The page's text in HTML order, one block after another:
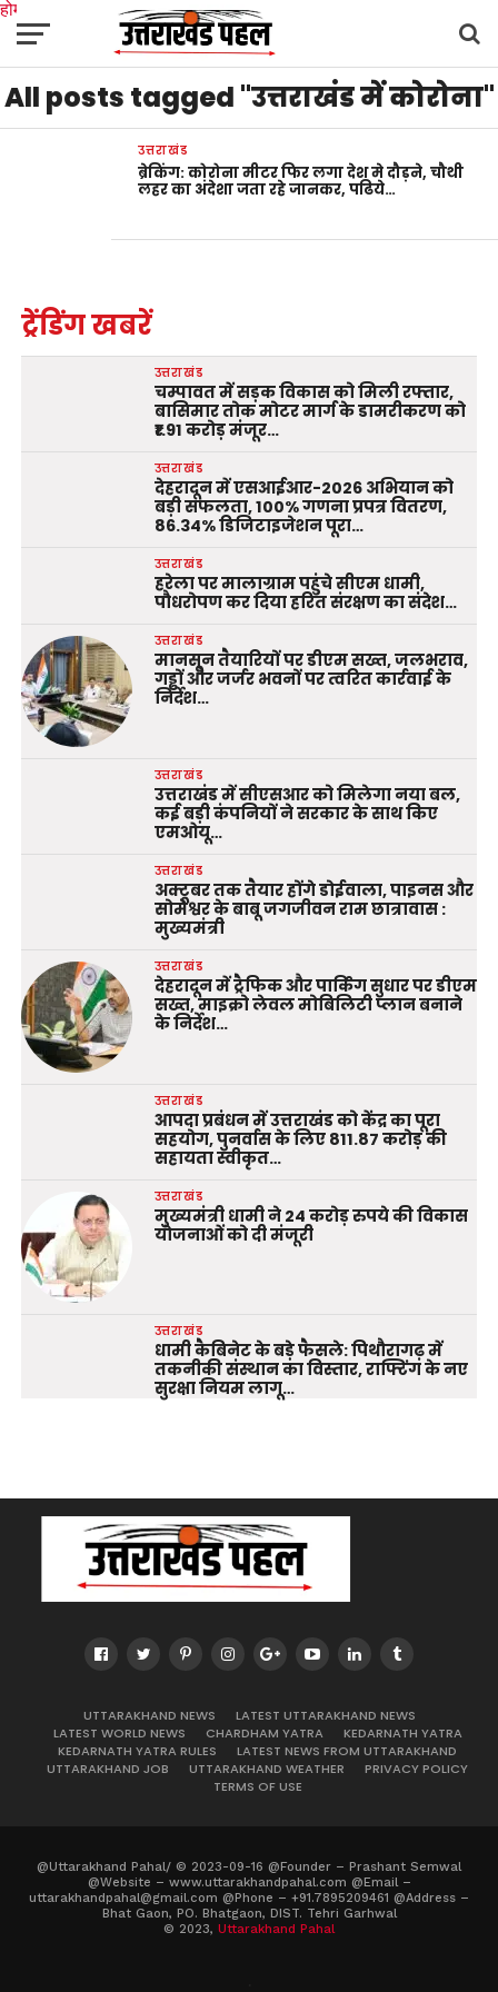
होम
उत्तराखंडअल्मोड़ाउत्तरकाशीउधम सिंह नगरचंपावतचमोलीटिहरी गढ़वाल
देहरादूननैनीतालपिथौरागढ़पौड़ी गढ़वालबागेश्वररुद्रप्रयागहरिद्वार देशदुनिया
मनोरंजन
All posts tagged "उत्तराखंड में कोरोना"
उत्तराखंड
ब्रेकिंग: कोरोना मीटर फिर लगा देश मे दौड़ने, चौथी
लहर का अंदेशा जता रहे जानकर, पढिये…
ट्रेंडिंग खबरें
उत्तराखंड
चम्पावत में सड़क विकास को मिली रफ्तार,
बासिमार तोक मोटर मार्ग के डामरीकरण को
₹1.91 करोड़ मंजूर…
उत्तराखंड
देहरादून में एसआईआर-2026 अभियान को
बड़ी सफलता, 100% गणना प्रपत्र वितरण,
86.34% डिजिटाइजेशन पूरा…
उत्तराखंड
हरेला पर मालाग्राम पहुंचे सीएम धामी,
पौधरोपण कर दिया हरित संरक्षण का संदेश…
उत्तराखंड
मानसून तैयारियों पर डीएम सख्त, जलभराव,
गड्ढों और जर्जर भवनों पर त्वरित कार्रवाई के
निर्देश…
उत्तराखंड
उत्तराखंड में सीएसआर को मिलेगा नया बल,
कई बड़ी कंपनियों ने सरकार के साथ किए
एमओयू…
उत्तराखंड
अक्टूबर तक तैयार होंगे डोईवाला, पाइनस और
सोमेश्वर के बाबू जगजीवन राम छात्रावास :
मुख्यमंत्री
उत्तराखंड
देहरादून में ट्रैफिक और पार्किंग सुधार पर डीएम
सख्त, माइक्रो लेवल मोबिलिटी प्लान बनाने
के निर्देश…
उत्तराखंड
आपदा प्रबंधन में उत्तराखंड को केंद्र का पूरा
सहयोग, पुनर्वास के लिए 811.87 करोड़ की
सहायता स्वीकृत…
उत्तराखंड
मुख्यमंत्री धामी ने 24 करोड़ रुपये की विकास
योजनाओं को दी मंजूरी
उत्तराखंड
धामी कैबिनेट के बड़े फैसले: पिथौरागढ़ में
तकनीकी संस्थान का विस्तार, राफ्टिंग के नए
सुरक्षा नियम लागू…
UTTARAKHAND NEWS
LATEST UTTARAKHAND NEWS
LATEST WORLD NEWS
CHARDHAM YATRA
KEDARNATH YATRA
KEDARNATH YATRA RULES
LATEST NEWS FROM UTTARAKHAND
UTTARAKHAND JOB
UTTARAKHAND WEATHER
PRIVACY POLICY
TERMS OF USE
@Uttarakhand Pahal/ © 2023-09-16 @Founder – Prashant Semwal
@Website – www.uttarakhandpahal.com @Email –
uttarakhandpahal@gmail.com @Phone – +91.7895209461 @Address –
Bhat Gaon, PO. Bhatgaon, DIST. Tehri Garhwal
© 2023, Uttarakhand Pahal